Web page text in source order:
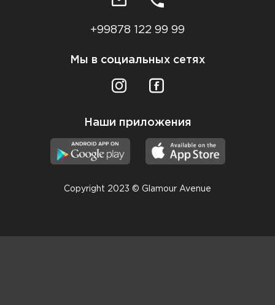
+99878 122 99 99
Мы в социальных сетях
Наши приложения
Copyright 2023 © Glamour Avenue